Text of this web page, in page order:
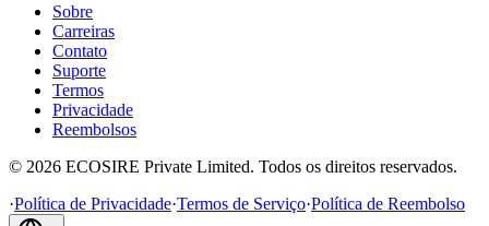
Sobre
Carreiras
Contato
Suporte
Termos
Privacidade
Reembolsos
© 2026 ECOSIRE Private Limited. Todos os direitos reservados.
·Política de Privacidade·Termos de Serviço·Política de Reembolso